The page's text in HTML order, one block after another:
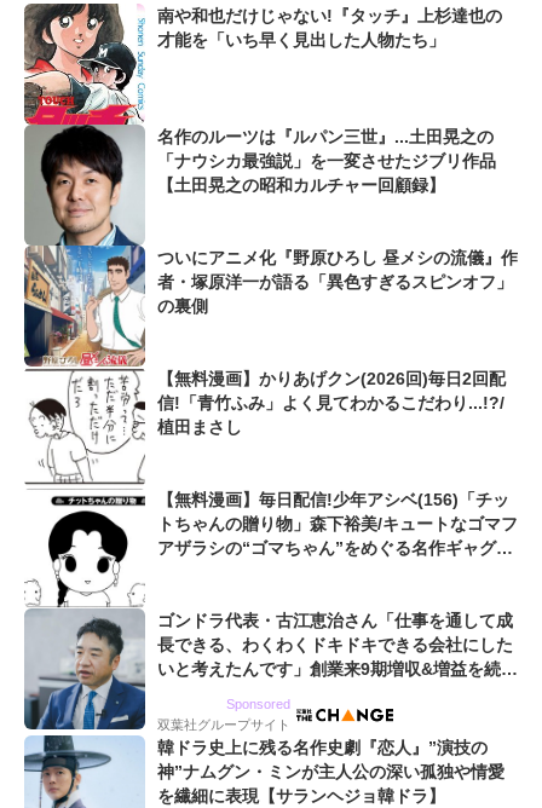
南や和也だけじゃない!『タッチ』上杉達也の
才能を「いち早く見出した人物たち」
名作のルーツは『ルパン三世』...土田晃之の
「ナウシカ最強説」を一変させたジブリ作品
【土田晃之の昭和カルチャー回顧録】
ついにアニメ化『野原ひろし 昼メシの流儀』作
者・塚原洋一が語る「異色すぎるスピンオフ」
の裏側
【無料漫画】かりあげクン(2026回)毎日2回配
信!「青竹ふみ」よく見てわかるこだわり...!?/
植田まさし
【無料漫画】毎日配信!少年アシベ(156)「チッ
トちゃんの贈り物」森下裕美/キュートなゴマフ
アザラシの“ゴマちゃん”をめぐる名作ギャグ4
ゴンドラ代表・古江恵治さん「仕事を通して成
長できる、わくわくドキドキできる会社にした
いと考えたんです」創業来9期増収&増益を続け
Sponsored
双葉社グループサイト
韓ドラ史上に残る名作史劇『恋人』”演技の
神”ナムグン・ミンが主人公の深い孤独や情愛
を繊細に表現【サランヘジョ韓ドラ】